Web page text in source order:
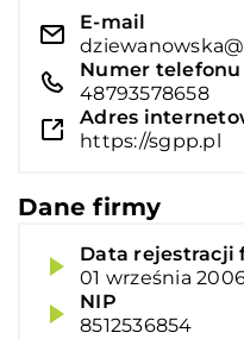
E-mail
Numer telefonu
48793578658
Adres
https://sgpp.pl
Dane firmy
Data rejestracji
01 września
NIP
8512536854